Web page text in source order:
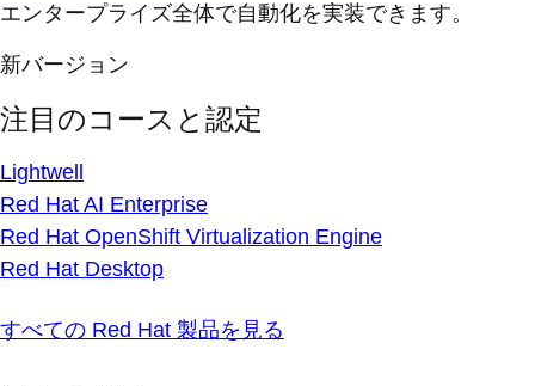
エンタープライズ全体で自動化を実装できます。
新バージョン
注目のコースと認定
Lightwell
Red Hat AI Enterprise
Red Hat OpenShift Virtualization Engine
Red Hat Desktop
すべての Red Hat 製品を見る